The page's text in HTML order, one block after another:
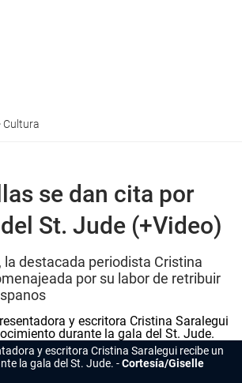
Cultura
se dan cita por
St. Jude (+Video)
la destacada periodista Cristina
por su labor de retribuir
y escritora Cristina Saralegui recibe un
la gala del St. Jude.
Cortesía/Giselle